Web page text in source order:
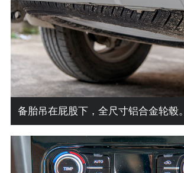
备胎吊在屁股下，全尺寸铝合金轮毂。